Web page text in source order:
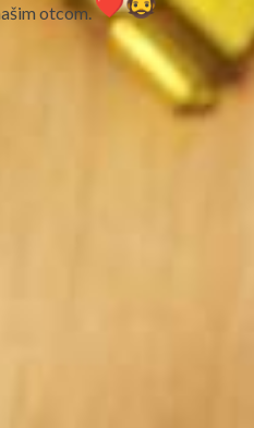
otcom.